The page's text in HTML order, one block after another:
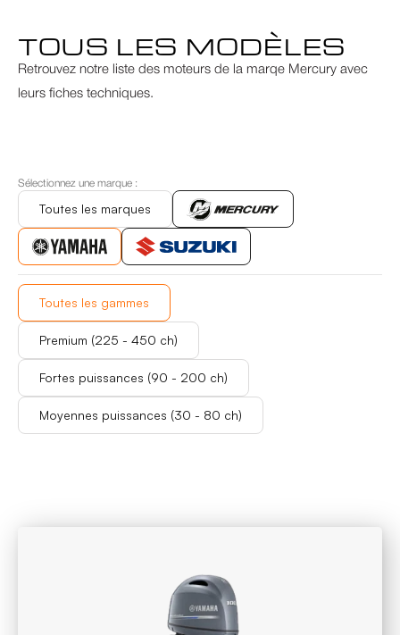
TOUS LES MODÈLES
Retrouvez notre liste des moteurs de la marqe Mercury avec
leurs fiches techniques.
Sélectionnez une marque :
Toutes les marques
Toutes les marques
Toutes les gammes
Toutes les gammes
Premium (225 - 450 ch)
Premium (225 - 450 ch)
Fortes puissances (90 - 200 ch)
Fortes puissances (90 - 200 ch)
Moyennes puissances (30 - 80 ch)
Moyennes puissances (30 - 80 ch)